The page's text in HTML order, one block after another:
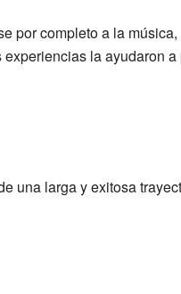
por completo a la
la ayudaron
una larga y exitosa